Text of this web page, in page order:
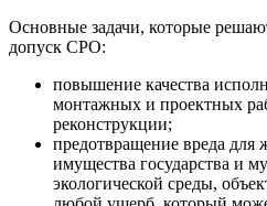
Основные задачи, которые
допуск СРО:
повышение качества
монтажных и проектных
реконструкции;
предотвращение вреда для
имущества государства и
экологической среды,